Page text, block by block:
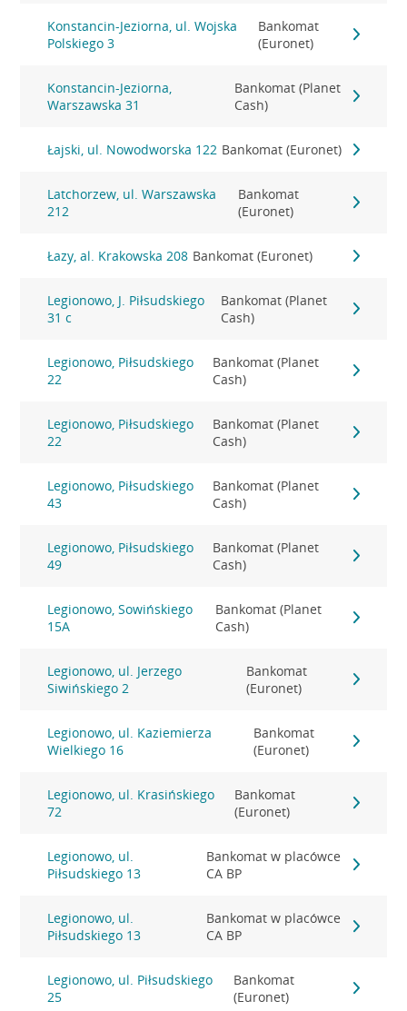
Konstancin-Jeziorna, ul. Wojska
Polskiego 3
Bankomat
(Euronet)
Konstancin-Jeziorna,
Warszawska 31
Bankomat (Planet
Cash)
Łajski, ul. Nowodworska 122 Bankomat (Euronet)
Latchorzew, ul. Warszawska
212
Bankomat
(Euronet)
Łazy, al. Krakowska 208 Bankomat (Euronet)
Legionowo, J. Piłsudskiego
31 c
Bankomat (Planet
Cash)
Legionowo, Piłsudskiego
22
Bankomat (Planet
Cash)
Legionowo, Piłsudskiego
22
Bankomat (Planet
Cash)
Legionowo, Piłsudskiego
43
Bankomat (Planet
Cash)
Legionowo, Piłsudskiego
49
Bankomat (Planet
Cash)
Legionowo, Sowińskiego
15A
Bankomat (Planet
Cash)
Legionowo, ul. Jerzego
Siwińskiego 2
Bankomat
(Euronet)
Legionowo, ul. Kaziemierza
Wielkiego 16
Bankomat
(Euronet)
Legionowo, ul. Krasińskiego
72
Bankomat
(Euronet)
Legionowo, ul.
Piłsudskiego 13
Bankomat w placówce
CA BP
Legionowo, ul.
Piłsudskiego 13
Bankomat w placówce
CA BP
Legionowo, ul. Piłsudskiego
25
Bankomat
(Euronet)